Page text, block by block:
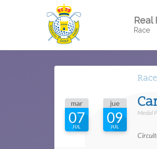
Real
Race
Race
mar
07
JUL
jue
09
JUL
Medal